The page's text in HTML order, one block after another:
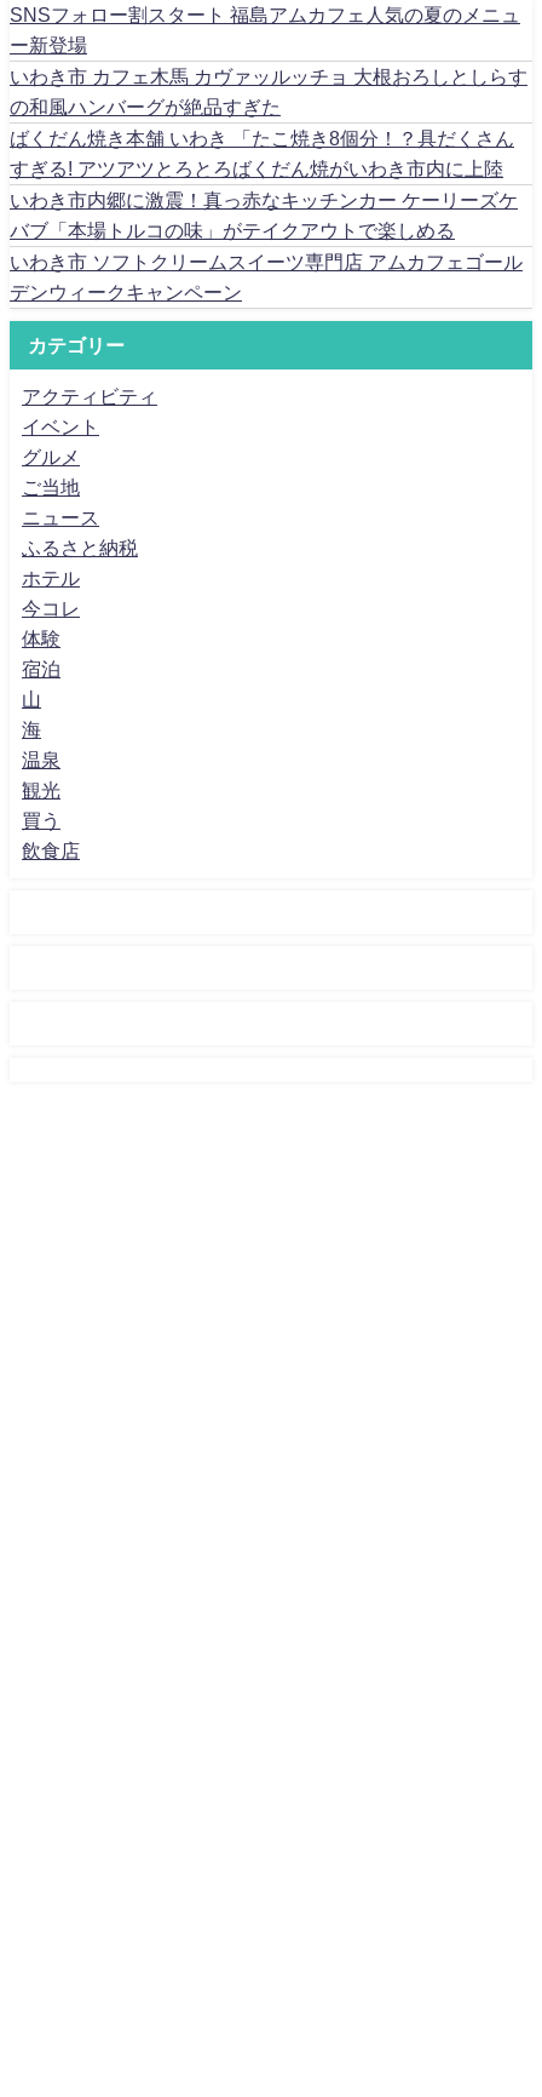
SNSフォロー割スタート 福島アムカフェ人気の夏のメニュ
ー新登場
いわき市 カフェ木馬 カヴァッルッチョ 大根おろしとしらす
の和風ハンバーグが絶品すぎた
ばくだん焼き本舗 いわき 「たこ焼き8個分！？具だくさん
すぎる! アツアツとろとろばくだん焼がいわき市内に上陸
いわき市内郷に激震！真っ赤なキッチンカー ケーリーズケ
バブ「本場トルコの味」がテイクアウトで楽しめる
いわき市 ソフトクリームスイーツ専門店 アムカフェゴール
デンウィークキャンペーン
カテゴリー
アクティビティ
イベント
グルメ
ご当地
ニュース
ふるさと納税
ホテル
今コレ
体験
宿泊
山
海
温泉
観光
買う
飲食店